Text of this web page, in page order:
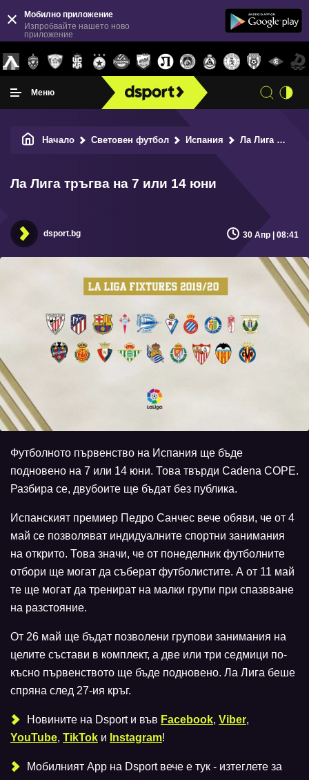
Мобилно приложение
Изпробвайте нашето ново
приложение
Меню
Начало Световен футбол Испания Ла Лига тръгва на 7 или 14 юни
Ла Лига тръгва на 7 или 14 юни
dsport.bg 30 Апр | 08:41
Футболното първенство на Испания ще бъде
подновено на 7 или 14 юни. Това твърди Cadena COPE.
Разбира се, двубоите ще бъдат без публика.
Испанският премиер Педро Санчес вече обяви, че от 4
май се позволяват индидуалните спортни занимания
на открито. Това значи, че от понеделник футболните
отбори ще могат да съберат футболистите. А от 11 май
те ще могат да тренират на малки групи при спазвване
на разстояние.
От 26 май ще бъдат позволени групови занимания на
целите състави в комплект, а две или три седмици по-
късно първенството ще бъде подновено. Ла Лига беше
спряна след 27-ия кръг.
Новините на Dsport и във Facebook, Viber,
YouTube, TikTok и Instagram!
Мобилният Аpp на Dsport вече е тук - изтеглете за